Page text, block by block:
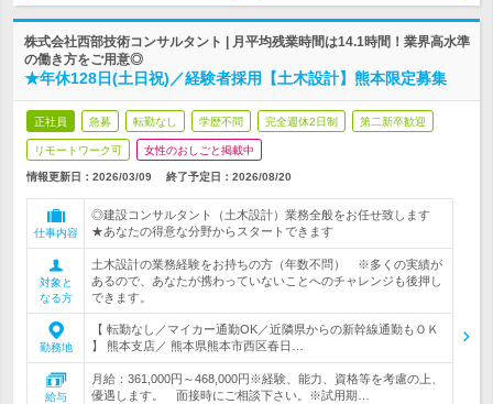
株式会社西部技術コンサルタント | 月平均残業時間は14.1時間！業界高水準
の働き方をご用意◎
★年休128日(土日祝)／経験者採用【土木設計】熊本限定募集
正社員 急募 転勤なし 学歴不問 完全週休2日制 第二新卒歓迎
リモートワーク可 女性のおしごと掲載中
情報更新日：2026/03/09 終了予定日： 2026/08/20
仕事内容
◎建設コンサルタント（土木設計）業務全般をお任せ致します
★あなたの得意な分野からスタートできます
対象と
なる方
土木設計の業務経験をお持ちの方（年数不問） ※多くの実績が
あるので、あなたが携わっていないことへのチャレンジも後押し
できます。
勤務地
【 転勤なし／マイカー通勤OK／近隣県からの新幹線通勤もＯＫ
】 熊本支店／ 熊本県熊本市西区春日…
給与
月給：361,000円～468,000円※経験、能力、資格等を考慮の上、
優遇します。 面接時にご相談下さい。※試用期…